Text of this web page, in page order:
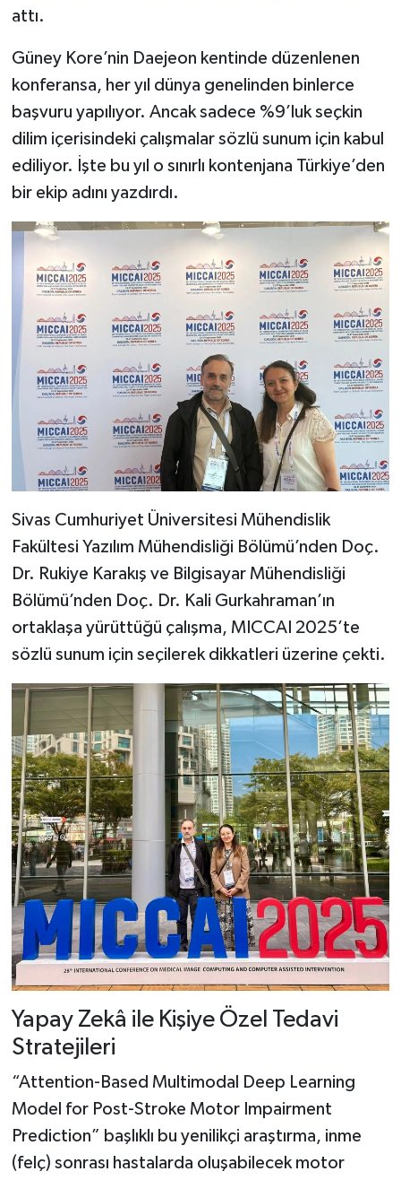
attı.
Güney Kore’nin Daejeon kentinde düzenlenen
konferansa, her yıl dünya genelinden binlerce
başvuru yapılıyor. Ancak sadece %9’luk seçkin
dilim içerisindeki çalışmalar sözlü sunum için kabul
ediliyor. İşte bu yıl o sınırlı kontenjana Türkiye’den
bir ekip adını yazdırdı.
Sivas Cumhuriyet Üniversitesi Mühendislik
Fakültesi Yazılım Mühendisliği Bölümü’nden Doç.
Dr. Rukiye Karakış ve Bilgisayar Mühendisliği
Bölümü’nden Doç. Dr. Kali Gurkahraman’ın
ortaklaşa yürüttüğü çalışma, MICCAI 2025’te
sözlü sunum için seçilerek dikkatleri üzerine çekti.
Yapay Zekâ ile Kişiye Özel Tedavi
Stratejileri
“Attention-Based Multimodal Deep Learning
Model for Post-Stroke Motor Impairment
Prediction” başlıklı bu yenilikçi araştırma, inme
(felç) sonrası hastalarda oluşabilecek motor